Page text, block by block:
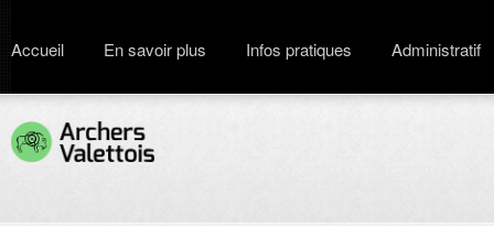
Accueil En savoir plus Infos pratiques Administratif